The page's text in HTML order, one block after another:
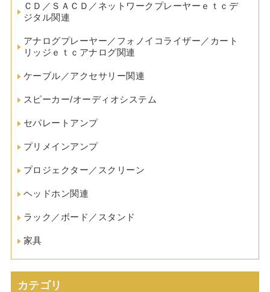
ＣＤ／ＳＡＣＤ／ネットワークプレーヤーｅｔｃデ
ジタル関連
アナログプレーヤー／フォノイコライザー／カート
リッジｅｔｃアナログ関連
ケーブル／アクセサリー関連
スピーカー/オーディオシステム
セパレートアンプ
プリメインアンプ
プロジェクター／スクリーン
ヘッドホン関連
ラック／ボード／スタンド
家具
カテゴリ